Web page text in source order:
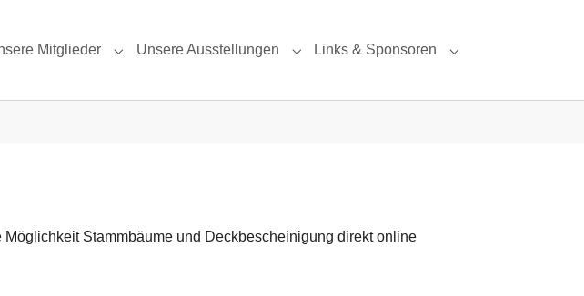
for "Formulare"
Mitglieder
Submenu for "Unsere Mitglieder"
Unsere Ausstellungen
Submenu for "Unsere Ausstellungen"
Links & Sponsoren
Submenu for "Links
Stammbäume und Deckbescheinigung direkt online